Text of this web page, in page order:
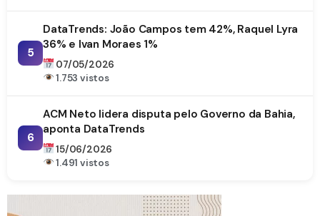
5
DataTrends: João Campos tem 42%, Raquel Lyra
36% e Ivan Moraes 1%
07/05/2026
1.753 vistos
6
ACM Neto lidera disputa pelo Governo da Bahia,
aponta DataTrends
15/06/2026
1.491 vistos